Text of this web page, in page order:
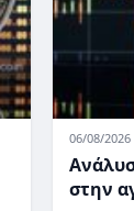
06/08/2026
στην